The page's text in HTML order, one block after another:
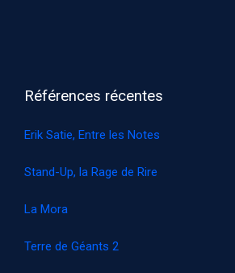
Références récentes
Erik Satie, Entre les Notes
Stand-Up, la Rage de Rire
La Mora
Terre de Géants 2